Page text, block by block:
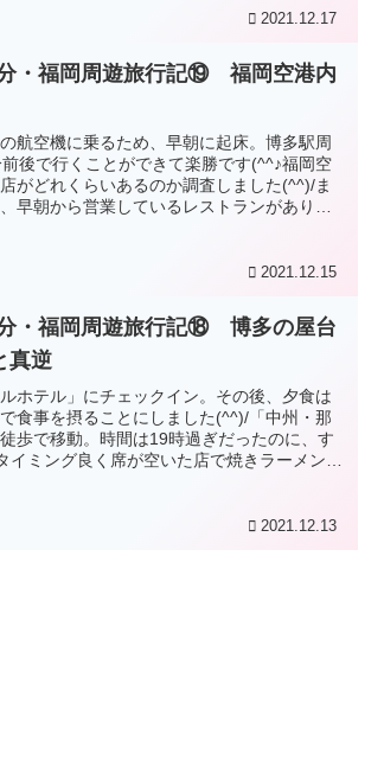
2021.12.17
分・福岡周遊旅行記⑲ 福岡空港内
航空機に乗るため、早朝に起床。博多駅周
後で行くことができて楽勝です(^^♪福岡空
がどれくらいあるのか調査しました(^^)/ま
早朝から営業しているレストランがありま
2021.12.15
分・福岡周遊旅行記⑱ 博多の屋台
真逆
ホテル」にチェックイン。その後、夕食は
食事を摂ることにしました(^^)/「中州・那
歩で移動。時間は19時過ぎだったのに、す
イミング良く席が空いた店で焼きラーメンと
2021.12.13